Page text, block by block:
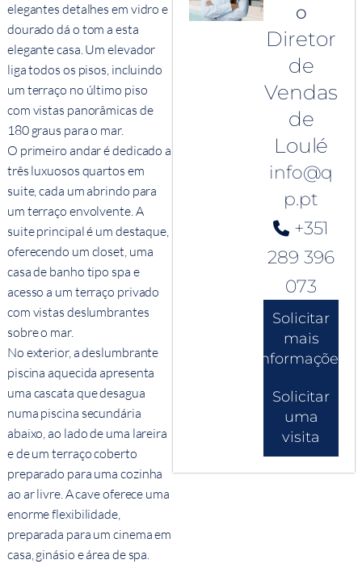
elegantes detalhes em vidro e
dourado dá o tom a esta
elegante casa. Um elevador
liga todos os pisos, incluindo
um terraço no último piso
com vistas panorâmicas de
180 graus para o mar.
O primeiro andar é dedicado a
três luxuosos quartos em
suite, cada um abrindo para
um terraço envolvente. A
suite principal é um destaque,
oferecendo um closet, uma
casa de banho tipo spa e
acesso a um terraço privado
com vistas deslumbrantes
sobre o mar.
No exterior, a deslumbrante
piscina aquecida apresenta
uma cascata que desagua
numa piscina secundária
abaixo, ao lado de uma lareira
e de um terraço coberto
preparado para uma cozinha
ao ar livre. A cave oferece uma
enorme flexibilidade,
preparada para um cinema em
casa, ginásio e área de spa.
o
Diretor
de
Vendas
de
Loulé
info@q
p.pt
+351
289 396
073
Solicitar
mais
informações
Solicitar
uma
visita